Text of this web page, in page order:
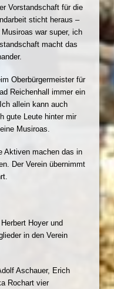
Vorstandschaft für die
sticht heraus –
war super, ich
macht das
Oberbürgermeister für
Reichenhall immer ein
allein kann auch
gute Leute hinter mir
Musiroas.
Aktiven machen das in
Der Verein übernimmt
Hoyer und
in den Verein
Aschauer, Erich
Rochart vier